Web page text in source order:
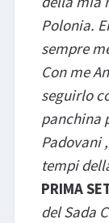
Polonia.
sempre
Con me
seguirlo
panchina
Padovani
tempi
PRIMA
del Sada